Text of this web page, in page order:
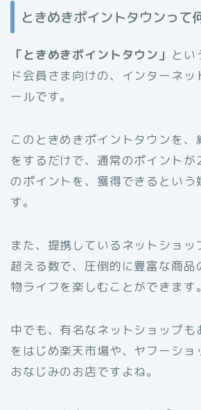
ときめきポイントタウンって
「ときめきポイントタウン」 とい
ド会員さま向けの、インターネッ
ールです。
このときめきポイントタウンを、
をするだけで、通常のポイント
のポイントを、獲得できるという
す。
また、提携しているネットショッ
超える数で、圧倒的に豊富な商品
物ライフを楽しむことができます。
中でも、有名なネットショップも
をはじめ楽天市場や、ヤフーショ
おなじみのお店ですよね。